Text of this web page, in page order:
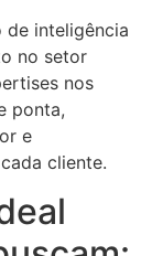
de inteligência
no setor
nos
ponta,
e
cliente.